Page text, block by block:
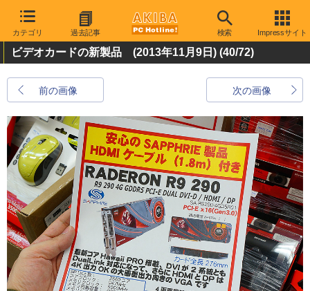
カテゴリ 過去記事 検索 Impressサイト
ビデオカードの新製品 (2013年11月9日) (40/72)
前の画像 次の画像